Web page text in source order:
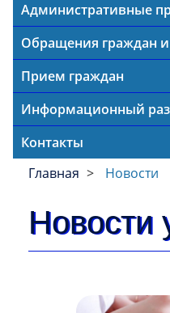
Административные
Обращения граждан
Прием граждан
Информационный
Контакты
Главная
Новости
Новости